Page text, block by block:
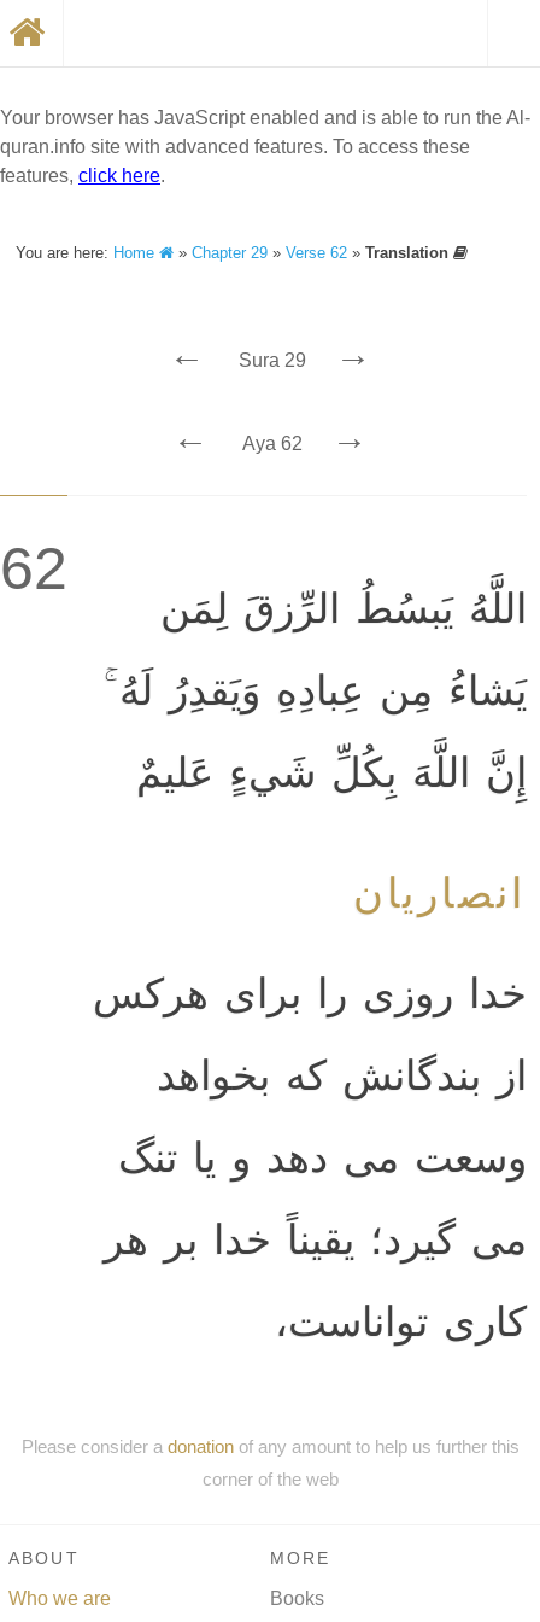
Your browser has JavaScript enabled and is able to run the Al-
quran.info site with advanced features. To access these
features, click here.
You are here: Home »Chapter 29 »Verse 62 »Translation
← Sura 29 →
← Aya 62 →
62
اللَّهُ يَبسُطُ الرِّزقَ لِمَن
يَشاءُ مِن عِبادِهِ وَيَقدِرُ لَهُ ۚ
إِنَّ اللَّهَ بِكُلِّ شَيءٍ عَليمٌ
انصاریان
خدا روزی را برای هرکس
از بندگانش که بخواهد
وسعت می دهد و یا تنگ
می گیرد؛ یقیناً خدا بر هر
کاری تواناست،
Please consider a donationof any amount to help us further this
corner of the web
ABOUT
Who we are
MORE
Books